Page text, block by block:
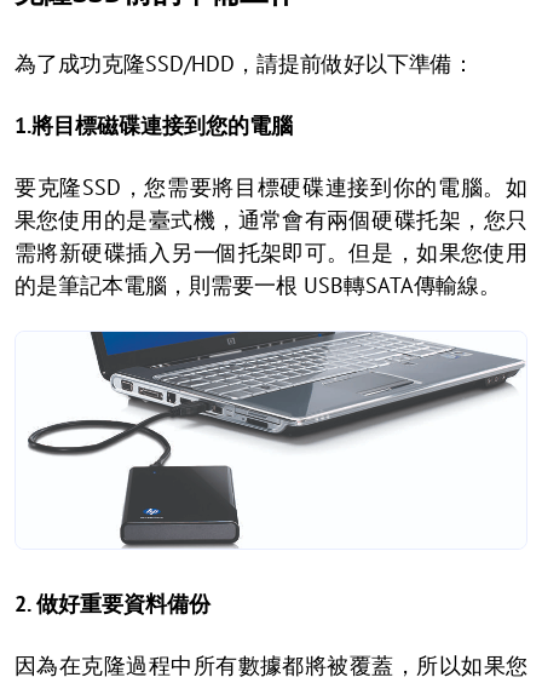
為了成功克隆SSD/HDD，請提前做好以下準備：
1.將目標磁碟連接到您的電腦
要克隆SSD，您需要將目標硬碟連接到你的電腦。如
果您使用的是臺式機，通常會有兩個硬碟托架，您只
需將新硬碟插入另一個托架即可。但是，如果您使用
的是筆記本電腦，則需要一根 USB轉SATA傳輸線。
2. 做好重要資料備份
因為在克隆過程中所有數據都將被覆蓋，所以如果您